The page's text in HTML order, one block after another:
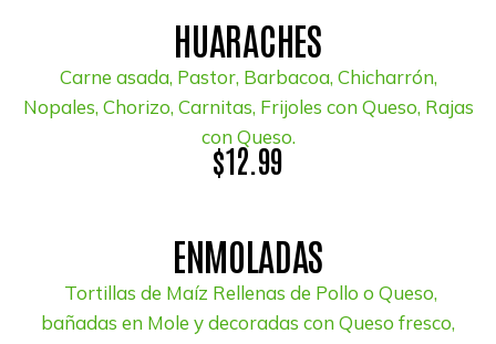
HUARACHES
Carne asada, Pastor, Barbacoa, Chicharrón,
Nopales, Chorizo, Carnitas, Frijoles con Queso, Rajas
con Queso.
$12.99
ENMOLADAS
Tortillas de Maíz Rellenas de Pollo o Queso,
bañadas en Mole y decoradas con Queso fresco,